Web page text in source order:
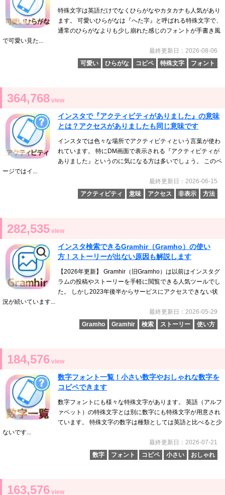
特殊文字は英語だけでなくひらがなやカタカナも人気があり
ます。 可愛いひらがなは『へた字』と呼ばれる特殊文字で、
通常のひらがなよりも少し崩れた感じのフォントが手書き風
で可愛い見た...
最終更新日：2026-08-06
可愛い
ひらがな コピペ 特殊文字 フォント
364,768 view
インスタで『アクティビティがありました』の意味
とは？アクセスがありましたも同じ意味です
インスタでは色々な場所でアクティビティという言葉が使わ
れています。 特にDM画面で表示される『アクティビティが
ありました』というのに気になる方は多いでしょう。 このペ
ージではイ...
最終更新日：2026-06-15
アクティビティ
意味 アクセス 非表示 方法
282,535 view
インスタ検索できるGramhir（Gramho）の使い
方！ストーリーが出ない原因も解説します
【2026年更新】 Gramhir（旧Gramho）は以前はインスタグ
ラムの投稿やストーリーを手軽に閲覧できる人気ツールでし
た。 しかし2023年後半からサービスにアクセスできない状
況が続いています...
最終更新日：2026-05-29
Gramho
Gramhir 検索 ストーリー 使い方
184,576 view
数字フォント一覧！小さい数字やおしゃれな数字を
コピペできます
数字フォントにも様々な特殊文字があります。 英語（アルフ
ァベット）の特殊文字とは別に数字にも特殊文字が用意され
ています。 特殊文字の数字は種類としては英語と比べると少
ないです...
最終更新日：2026-07-21
数字
フォント コピペ 小さい おしゃれ
163,576 view